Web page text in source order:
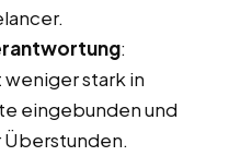
:
stark in
eingebunden und